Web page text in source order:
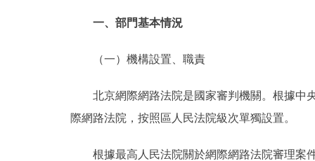
一、部門基本情況
（一）機構設置、職責
北京網際網路法院是國家審判機關。根據中
際網路法院，按照區人民法院級次單獨設置。
根據最高人民法院關於網際網路法院審理案